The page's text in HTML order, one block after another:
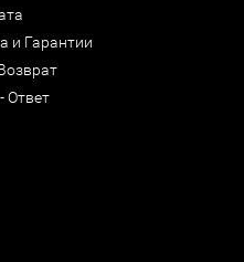
и Гарантии
Ответ